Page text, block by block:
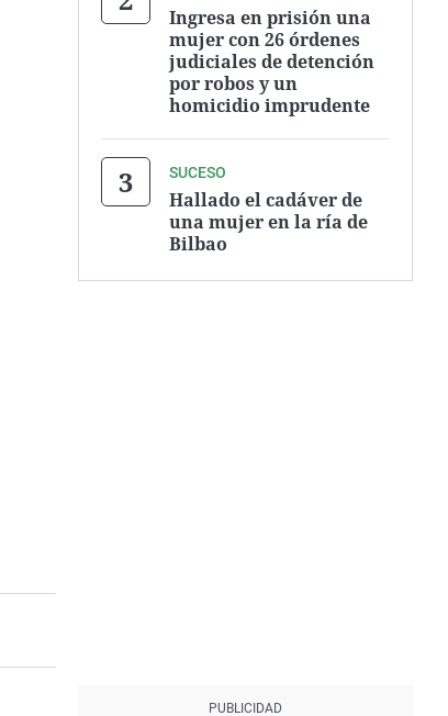
Ingresa en prisión una
mujer con 26 órdenes
judiciales de detención
por robos y un
homicidio imprudente
SUCESO
Hallado el cadáver de
una mujer en la ría de
Bilbao